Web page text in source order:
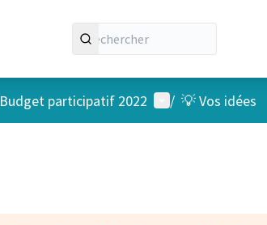
Budget participatif 2022 Menu utilisateur
/ 💡 Vos idées